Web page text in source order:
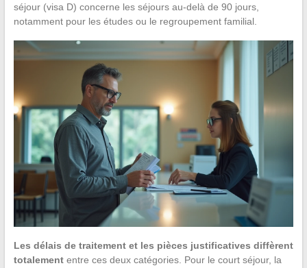
séjour (visa D) concerne les séjours au-delà de 90 jours,
notamment pour les études ou le regroupement familial.
Les délais de traitement et les pièces justificatives diffèrent
totalemententre ces deux catégories. Pour le court séjour, la